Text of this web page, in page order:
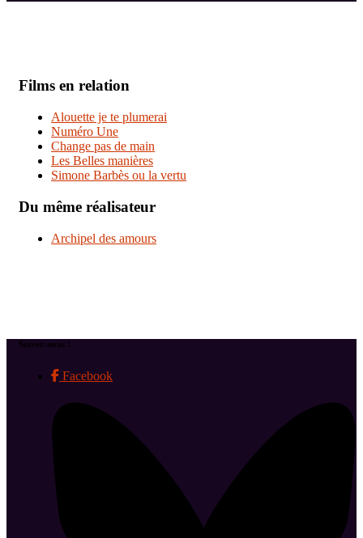
Films en relation
Alouette je te plumerai
Numéro Une
Change pas de main
Les Belles manières
Simone Barbès ou la vertu
Du même réalisateur
Archipel des amours
Suivez-nous !
Facebook